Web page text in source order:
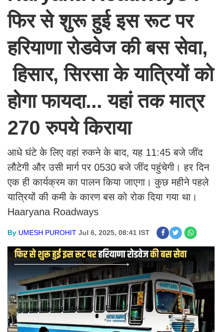
फिर से शुरू हुई इस रूट पर
हरियाणा रोडवेज की बस सेवा,
हिसार, सिरसा के यात्रियों को
होगा फायदा... यहां तक मात्र
270 रुपये किराया
आधे घंटे के लिए वहां रुकने के बाद, यह 11:45 बजे जींद
लौटेगी और उसी मार्ग पर 0530 बजे जींद पहुंचेगी। हर दिन
एक ही कार्यक्रम का पालन किया जाएगा। कुछ महीने पहले
यात्रियों की कमी के कारण बस को रोक दिया गया था।
Haaryana Roadways
By UMESH PUROHIT Jul 6, 2025, 08:41 IST